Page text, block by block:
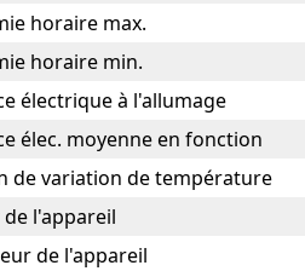
horaire max.
horaire min.
électrique à l'allumage
élec. moyenne en fonction
de variation de température
l'appareil
de l'appareil